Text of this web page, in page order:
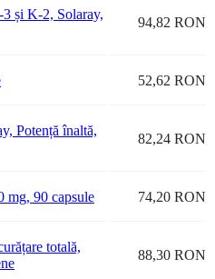
și K-2, Solaray,
94,82 RON
52,62 RON
Potență înaltă,
82,24 RON
mg, 90 capsule 74,20 RON
totală,
88,30 RON